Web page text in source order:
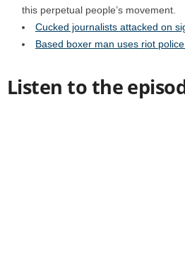
this perpetual people’s movement.
Cucked journalists attacked on
Based boxer man uses riot
Listen to the